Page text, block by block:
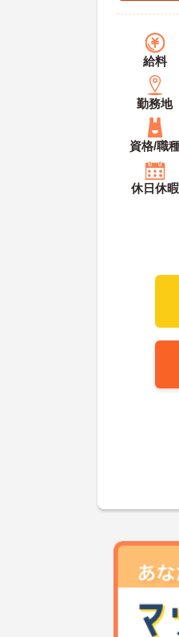
給料
勤務地
資格/職
休日休暇